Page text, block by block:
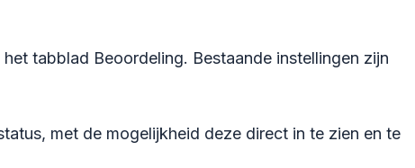
tabblad Beoordeling. Bestaande instellingen zijn
met de mogelijkheid deze direct in te zien en te